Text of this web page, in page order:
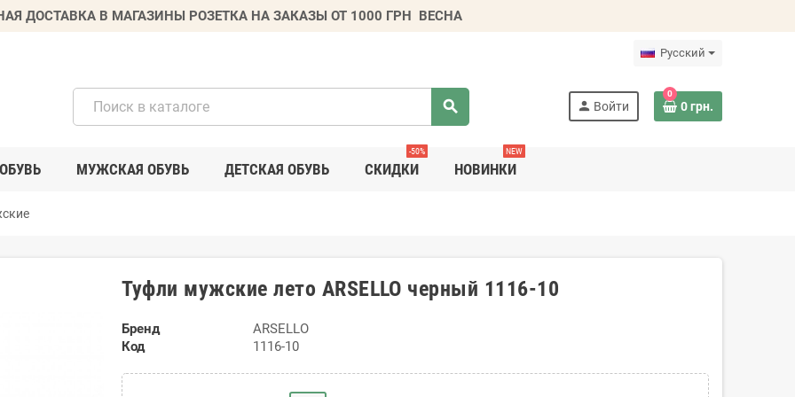
ДОСТАВКА В МАГАЗИНЫ РОЗЕТКА НА ЗАКАЗЫ ОТ 1000 ГРН ВЕСНА
Русский
search person Войти
0
0 грн.
МУЖСКАЯ ОБУВЬ ДЕТСКАЯ ОБУВЬ СКИДКИ
-50%
НОВИНКИ
NEW
Туфли мужские лето ARSELLO черный 1116-10
Бренд
ARSELLO
Код
1116-10